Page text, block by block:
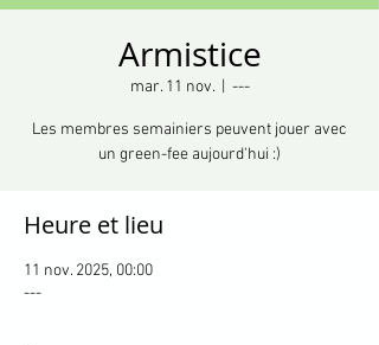
Armistice
mar. 11 nov.
  |
---
Les membres semainiers peuvent jouer avec
un green-fee aujourd'hui :)
Heure et lieu
11 nov. 2025, 00:00
---